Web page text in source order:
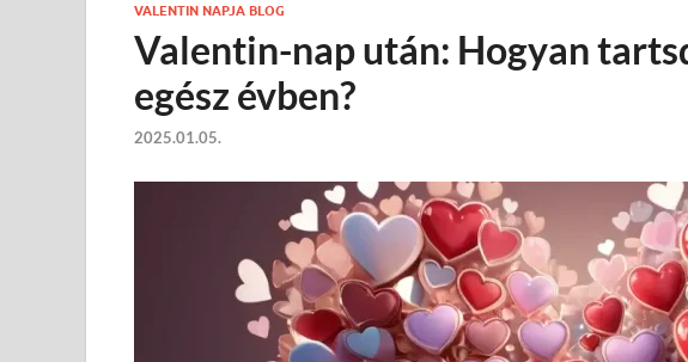
VALENTIN NAPJA BLOG
Valentin-nap után: Hogyan
egész évben?
2025.01.05.